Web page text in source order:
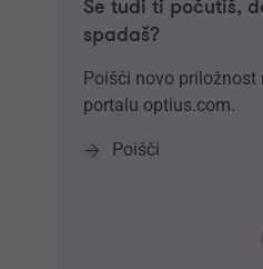
Se tudi ti počutiš,
spadaš?
Poišči novo
portalu optius.com.
Poišči